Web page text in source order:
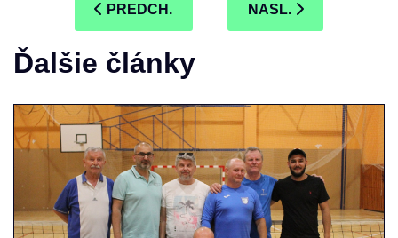
PREDCHÁDZAJÚCI ČLÁNOK:
PREDCH. NASLEDUJÚCI
NASL.
Ďalšie články